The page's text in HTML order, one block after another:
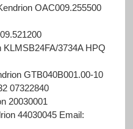
OAC009.255500
3734A HPQ
GTB040B001.00-10
07322840
20030001
44030045 Email: